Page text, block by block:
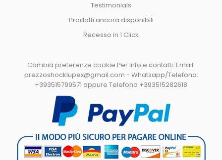
Testimonials
Prodotti ancora disponibili
Recesso in 1 Click
Cambia preferenze cookie Per Info e contatti: Email:
prezzoshocklupex@gmail.com - Whatsapp/Telefono:
+393515799571 oppure Telefono +393515282618